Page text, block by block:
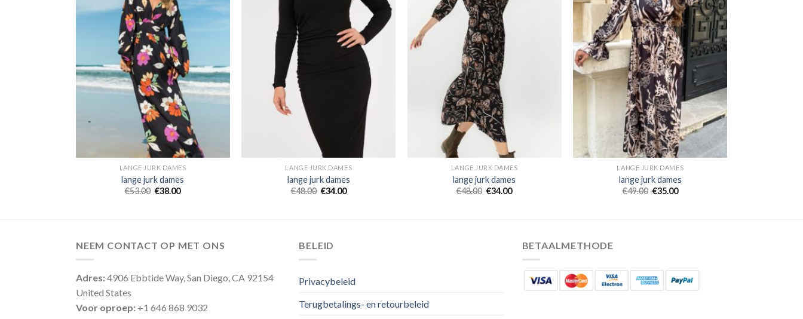
LANGE JURK DAMES
lange jurk dames
€53.00 €38.00
LANGE JURK DAMES
lange jurk dames
€48.00 €34.00
LANGE JURK DAMES
lange jurk dames
€48.00 €34.00
LANGE JURK DAMES
lange jurk dames
€49.00 €35.00
NEEM CONTACT OP MET ONS
Adres:4906 Ebbtide Way, San Diego, CA 92154
United States
Voor oproep: +1 646 868 9032
BELEID
Privacybeleid
Terugbetalings- en retourbeleid
BETAALMETHODE